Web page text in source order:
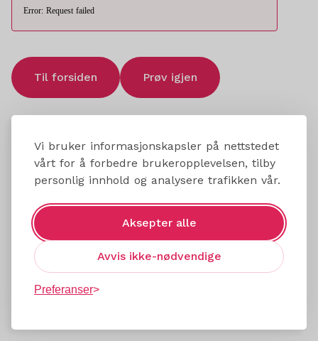
Vi bruker informasjonskapsler på nettstedet
vårt for å forbedre brukeropplevelsen, tilby
personlig innhold og analysere trafikken vår.
Aksepter alle
Avvis ikke-nødvendige
Preferanser
Error: Request failed
Til forsiden Prøv igjen